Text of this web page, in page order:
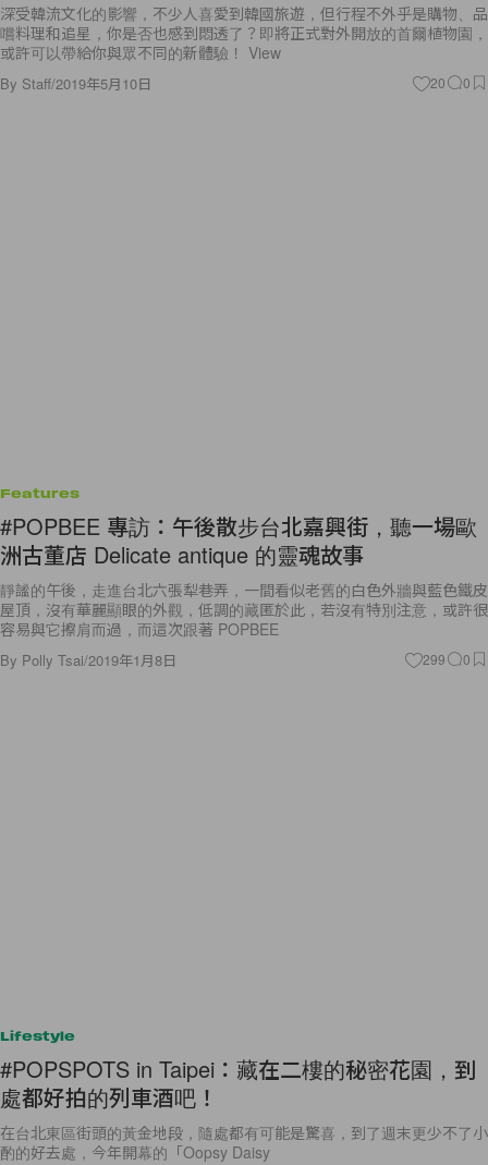
深受韓流文化的影響，不少人喜愛到韓國旅遊，但行程不外乎是購物、品
嚐料理和追星，你是否也感到悶透了？即將正式對外開放的首爾植物園，
或許可以帶給你與眾不同的新體驗！ View
By Staff/2019年5月10日 20 0
Features
#POPBEE 專訪：午後散步台北嘉興街，聽一場歐
洲古董店 Delicate antique 的靈魂故事
靜謐的午後，走進台北六張犁巷弄，一間看似老舊的白色外牆與藍色鐵皮
屋頂，沒有華麗顯眼的外觀，低調的藏匿於此，若沒有特別注意，或許很
容易與它擦肩而過，而這次跟著 POPBEE
By Polly Tsai/2019年1月8日 299 0
Lifestyle
#POPSPOTS in Taipei：藏在二樓的秘密花園，到
處都好拍的列車酒吧！
在台北東區街頭的黃金地段，隨處都有可能是驚喜，到了週末更少不了小
酌的好去處，今年開幕的「Oopsy Daisy